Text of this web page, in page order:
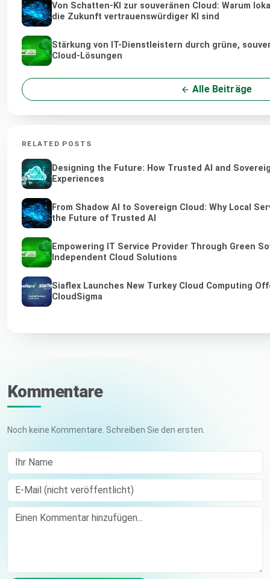
Von Schatten-KI zur souveränen Cloud: Warum
die Zukunft vertrauenswürdiger KI sind
Stärkung von IT-Dienstleistern durch grüne,
Cloud-Lösungen
Alle Beiträge
RELATED POSTS
Designing the Future: How Trusted AI and
Experiences
From Shadow AI to Sovereign Cloud: Why Local
the Future of Trusted AI
Empowering IT Service Provider Through Green
Independent Cloud Solutions
Siaflex Launches New Turkey Cloud Computing
CloudSigma
Kommentare
Noch keine Kommentare. Schreiben Sie den ersten.
Ihr Name
E-Mail (nicht veröffentlicht)
Comment